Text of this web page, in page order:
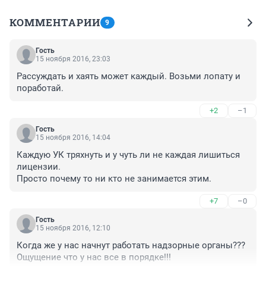
КОММЕНТАРИИ 9
Гость
15 ноября 2016, 23:03
Рассуждать и хаять может каждый. Возьми лопату и
поработай.
+2 –1
Гость
15 ноября 2016, 14:04
Каждую УК тряхнуть и у чуть ли не каждая лишиться
лицензии.
Просто почему то ни кто не занимается этим.
+7 –0
Гость
15 ноября 2016, 12:10
Когда же у нас начнут работать надзорные органы???
Ощущение что у нас все в порядке!!!